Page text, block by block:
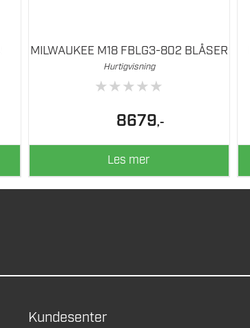
MILWAUKEE M18 FBLG3-802 BLÅSER
Hurtigvisning
★★★★★
8679,-
Les mer
Kundesenter